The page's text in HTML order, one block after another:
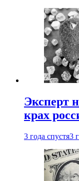
Эксперт
крах
3 года спустя3